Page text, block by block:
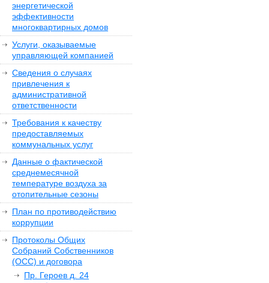
энергетической
эффективности
многоквартирных домов
Услуги, оказываемые
управляющей компанией
Сведения о случаях
привлечения к
административной
ответственности
Требования к качеству
предоставляемых
коммунальных услуг
Данные о фактической
среднемесячной
температуре воздуха за
отопительные сезоны
План по противодействию
коррупции
Протоколы Общих
Собраний Собственников
(ОСС) и договора
Пр. Героев д. 24